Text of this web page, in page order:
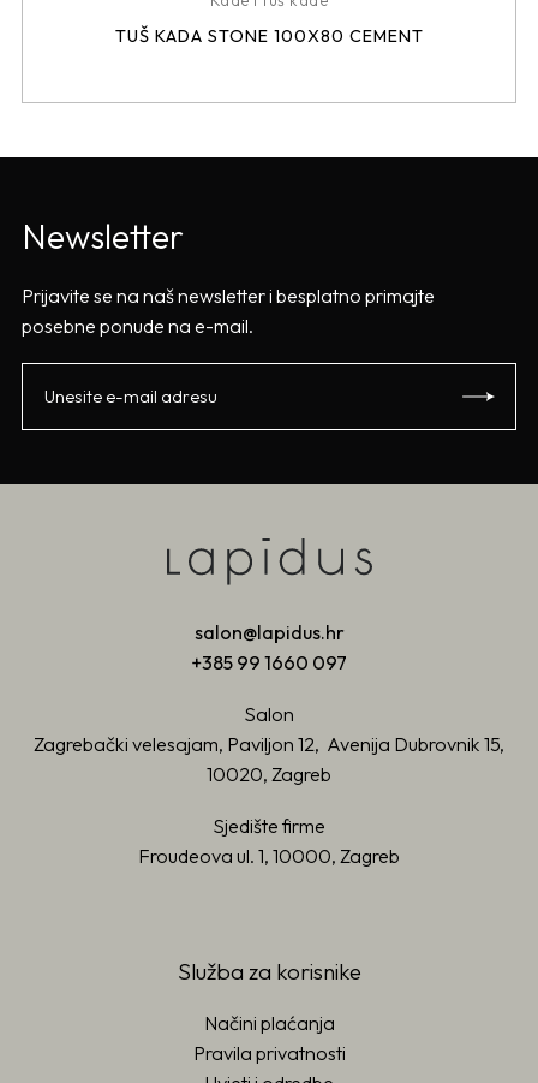
TUŠ KADA STONE 100X80 CEMENT
Newsletter
Prijavite se na naš newsletter i besplatno primajte
posebne ponude na e-mail.
salon@lapidus.hr
+385 99 1660 097
Salon
Zagrebački velesajam, Paviljon 12, Avenija Dubrovnik 15,
10020, Zagreb
Sjedište firme
Froudeova ul. 1, 10000, Zagreb
Služba za korisnike
Načini plaćanja
Pravila privatnosti